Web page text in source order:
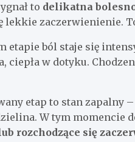
to delikatna
lekkie zaczerwienienie.
etapie ból staje się
ciepła w dotyku.
etap to stan zapalny
W tym momencie
rozchodzące się